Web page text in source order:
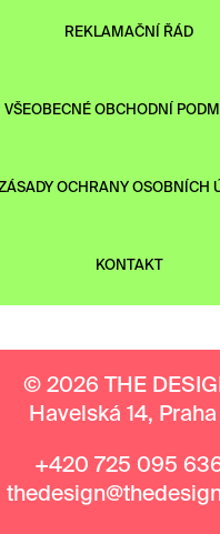
REKLAMAČNÍ ŘÁD
VŠEOBECNÉ OBCHODNÍ
OCHRANY OSOBNÍCH
KONTAKT
© 2026 THE
Havelská 14, Praha
+420 725 095